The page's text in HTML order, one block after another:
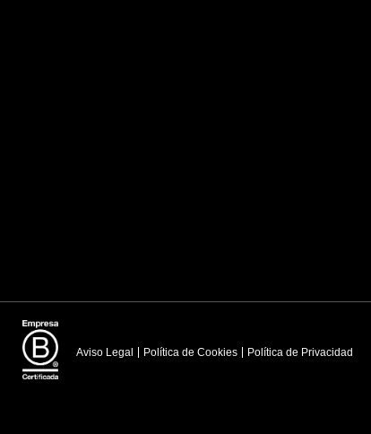
Aviso Legal Política de Cookies Política de Privacidad